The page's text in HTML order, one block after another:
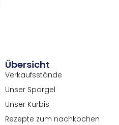
Übersicht
Verkaufsstände
Unser Spargel
Unser Kürbis
Rezepte zum nachkochen